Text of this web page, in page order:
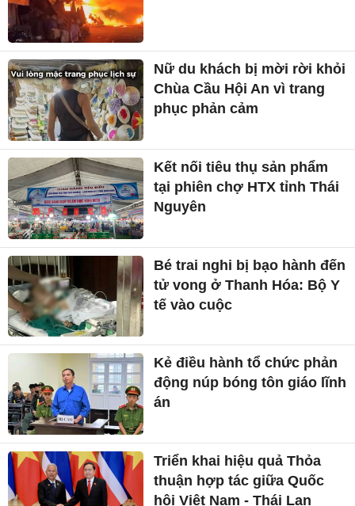
Nữ du khách bị mời rời khỏi
Chùa Cầu Hội An vì trang
phục phản cảm
Kết nối tiêu thụ sản phẩm
tại phiên chợ HTX tỉnh Thái
Nguyên
Bé trai nghi bị bạo hành đến
tử vong ở Thanh Hóa: Bộ Y
tế vào cuộc
Kẻ điều hành tổ chức phản
động núp bóng tôn giáo lĩnh
án
Triển khai hiệu quả Thỏa
thuận hợp tác giữa Quốc
hội Việt Nam - Thái Lan